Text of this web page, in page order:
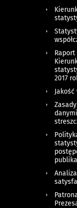
2017